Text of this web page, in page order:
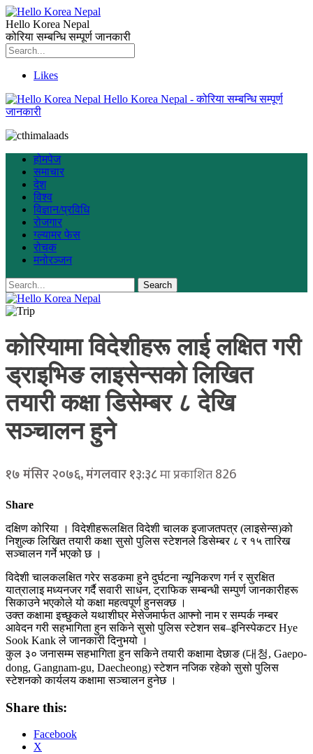
Hello Korea Nepal
कोरिया सम्बन्धि सम्पूर्ण जानकारी
Likes
Hello Korea Nepal - कोरिया सम्बन्धि सम्पूर्ण
जानकारी
होमपेज
समाचार
देश
विश्व
विज्ञान/प्रविधि
रोजगार
ग्ल्यामर फेस
रोचक
मनोरञ्जन
कोरियामा विदेशीहरू लाई लक्षित गरी
ड्राइभिङ लाइसेन्सको लिखित
तयारी कक्षा डिसेम्बर ८ देखि
सञ्चालन हुने
१७ मंसिर २०७६, मंगलवार १३:३८मा प्रकाशित826
Share
दक्षिण कोरिया । विदेशीहरूलक्षित विदेशी चालक इजाजतपत्र (लाइसेन्स)को
निशुल्क लिखित तयारी कक्षा सुसो पुलिस स्टेशनले डिसेम्बर ८ र १५ तारिख
सञ्चालन गर्ने भएको छ ।
विदेशी चालकलक्षित गरेर सडकमा हुने दुर्घटना न्यूनिकरण गर्न र सुरक्षित
यात्रालाइ मध्यनजर गर्दै सवारी साधन, ट्राफिक सम्बन्धी सम्पुर्ण जानकारीहरू
सिकाउने भएकोले यो कक्षा महत्वपूर्ण हुनसक्छ ।
उक्त कक्षामा इच्छुकले यथाशीघ्र मेसेजमार्फत आफ्नो नाम र सम्पर्क नम्बर
आवेदन गरी सहभागिता हुन सकिने सुसो पुलिस स्टेशन सब–इनिस्पेकटर Hye
Sook Kank ले जानकारी दिनुभयो ।
कुल ३० जनासम्म सहभागिता हुन सकिने तयारी कक्षामा देछाङ (대청, Gaepo-
dong, Gangnam-gu, Daecheong) स्टेशन नजिक रहेको सुसो पुलिस
स्टेशनको कार्यलय कक्षामा सञ्चालन हुनेछ ।
Share this:
Facebook
X